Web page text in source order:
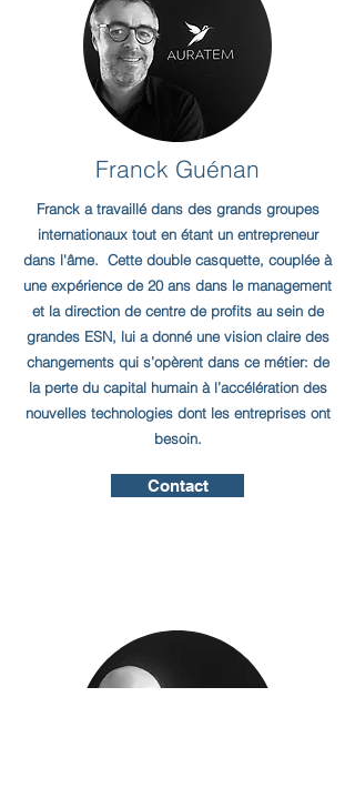
Franck Guénan
Franck a travaillé dans des grands groupes
internationaux tout en étant un entrepreneur
dans l'âme. Cette double casquette, couplée à
une expérience de 20 ans dans le management
et la direction de centre de profits au sein de
grandes ESN, lui a donné une vision claire des
changements qui s’opèrent dans ce métier: de
la perte du capital humain à l’accélération des
nouvelles technologies dont les entreprises ont
besoin.
Contact